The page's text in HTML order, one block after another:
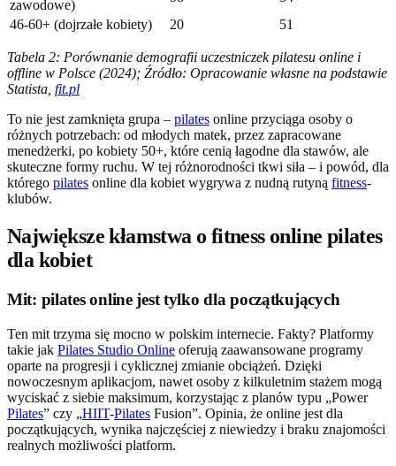
zawodowe)
46-60+ (dojrzałe kobiety)
20 51
Tabela 2: Porównanie demografii uczestniczek pilatesu online i
offline w Polsce (2024); Źródło: Opracowanie własne na podstawie
Statista, fit.pl
To nie jest zamknięta grupa – pilates online przyciąga osoby o
różnych potrzebach: od młodych matek, przez zapracowane
menedżerki, po kobiety 50+, które cenią łagodne dla stawów, ale
skuteczne formy ruchu. W tej różnorodności tkwi siła – i powód, dla
którego pilates online dla kobiet wygrywa z nudną rutyną fitness-
klubów.
Największe kłamstwa o fitness online pilates
dla kobiet
Mit: pilates online jest tylko dla początkujących
Ten mit trzyma się mocno w polskim internecie. Fakty? Platformy
takie jak Pilates Studio Online oferują zaawansowane programy
oparte na progresji i cyklicznej zmianie obciążeń. Dzięki
nowoczesnym aplikacjom, nawet osoby z kilkuletnim stażem mogą
wyciskać z siebie maksimum, korzystając z planów typu „Power
Pilates” czy „HIIT-Pilates Fusion”. Opinia, że online jest dla
początkujących, wynika najczęściej z niewiedzy i braku znajomości
realnych możliwości platform.